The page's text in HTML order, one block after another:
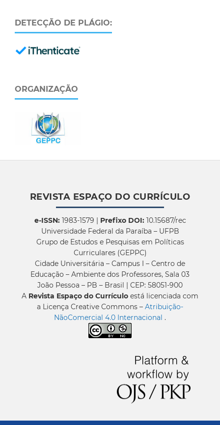
DETECÇÃO DE PLÁGIO:
ORGANIZAÇÃO
REVISTA ESPAÇO DO CURRÍCULO
e-ISSN:1983-1579 | Prefixo DOI:10.15687/rec
Universidade Federal da Paraíba – UFPB
Grupo de Estudos e Pesquisas em Políticas
Curriculares (GEPPC)
Cidade Universitária – Campus I – Centro de
Educação – Ambiente dos Professores, Sala 03
João Pessoa – PB – Brasil | CEP: 58051-900
A Revista Espaço do Currículo está licenciada com
a Licença Creative Commons – Atribuição-
NãoComercial 4.0 Internacional .